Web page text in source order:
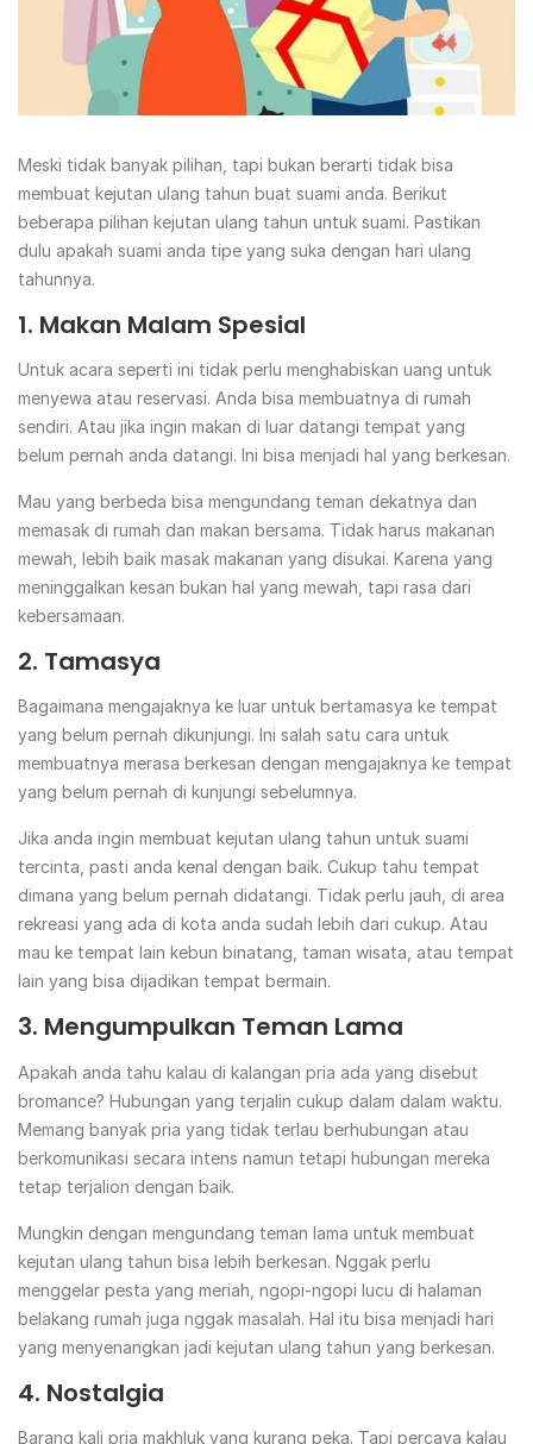
Meski tidak banyak pilihan, tapi bukan berarti tidak bisa
membuat kejutan ulang tahun buat suami anda. Berikut
beberapa pilihan kejutan ulang tahun untuk suami. Pastikan
dulu apakah suami anda tipe yang suka dengan hari ulang
tahunnya.
1. Makan Malam Spesial
Untuk acara seperti ini tidak perlu menghabiskan uang untuk
menyewa atau reservasi. Anda bisa membuatnya di rumah
sendiri. Atau jika ingin makan di luar datangi tempat yang
belum pernah anda datangi. Ini bisa menjadi hal yang berkesan.
Mau yang berbeda bisa mengundang teman dekatnya dan
memasak di rumah dan makan bersama. Tidak harus makanan
mewah, lebih baik masak makanan yang disukai. Karena yang
meninggalkan kesan bukan hal yang mewah, tapi rasa dari
kebersamaan.
2. Tamasya
Bagaimana mengajaknya ke luar untuk bertamasya ke tempat
yang belum pernah dikunjungi. Ini salah satu cara untuk
membuatnya merasa berkesan dengan mengajaknya ke tempat
yang belum pernah di kunjungi sebelumnya.
Jika anda ingin membuat kejutan ulang tahun untuk suami
tercinta, pasti anda kenal dengan baik. Cukup tahu tempat
dimana yang belum pernah didatangi. Tidak perlu jauh, di area
rekreasi yang ada di kota anda sudah lebih dari cukup. Atau
mau ke tempat lain kebun binatang, taman wisata, atau tempat
lain yang bisa dijadikan tempat bermain.
3. Mengumpulkan Teman Lama
Apakah anda tahu kalau di kalangan pria ada yang disebut
bromance? Hubungan yang terjalin cukup dalam dalam waktu.
Memang banyak pria yang tidak terlau berhubungan atau
berkomunikasi secara intens namun tetapi hubungan mereka
tetap terjalion dengan baik.
Mungkin dengan mengundang teman lama untuk membuat
kejutan ulang tahun bisa lebih berkesan. Nggak perlu
menggelar pesta yang meriah, ngopi-ngopi lucu di halaman
belakang rumah juga nggak masalah. Hal itu bisa menjadi hari
yang menyenangkan jadi kejutan ulang tahun yang berkesan.
4. Nostalgia
Barang kali pria makhluk yang kurang peka. Tapi percaya kalau